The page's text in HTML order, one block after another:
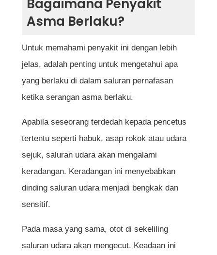
Soalan Lazim (FAQ)
sepenuhnya?
Apakah punca utama penyakit asma?
Adakah penyakit asma boleh diwarisi?
Apakah simptom awal penyakit asma?
yang berbahaya?
Bolehkah pesakit asma melakukan
Adakah cuaca sejuk boleh mencetuskan
serangan asma?
oleh pesakit asma?
Adakah penggunaan inhaler setiap hari
Bagaimana Penyakit
Asma Berlaku?
Untuk memahami penyakit ini dengan lebih
jelas, adalah penting untuk mengetahui apa
yang berlaku di dalam saluran pernafasan
ketika serangan asma berlaku.
Apabila seseorang terdedah kepada pencetus
tertentu seperti habuk, asap rokok atau udara
sejuk, saluran udara akan mengalami
keradangan. Keradangan ini menyebabkan
dinding saluran udara menjadi bengkak dan
sensitif.
Pada masa yang sama, otot di sekeliling
saluran udara akan mengecut. Keadaan ini